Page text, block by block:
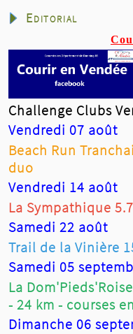
Editorial
Challenge Clubs
Vendredi 07 août
Beach Run
duo
Vendredi 14 août
La Sympathique
Samedi 22 août
Trail de la Vinière
Samedi 05
La
- 24 km - courses
Dimanche 06